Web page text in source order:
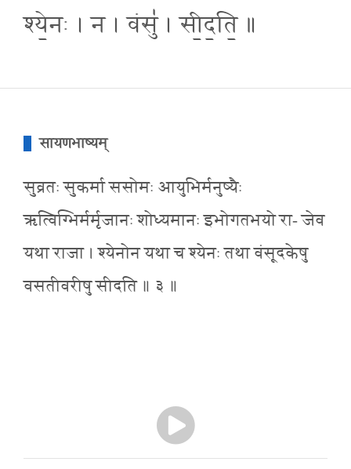
श्ये॒नः । न । वंसु॑ । सी॒द॒ति॒ ॥
सायणभाष्यम्
सुव्रतः सुकर्मा ससोमः आयुभिर्मनुष्यैः
ऋत्विग्भिर्मर्मृजानः शोध्यमानः इभोगतभयो रा- जेव
यथा राजा । श्येनोन यथा च श्येनः तथा वंसूदकेषु
वसतीवरीषु सीदति ॥ ३ ॥